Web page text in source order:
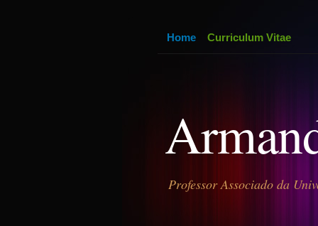
Professor Associado da
Home Curriculum Vitae